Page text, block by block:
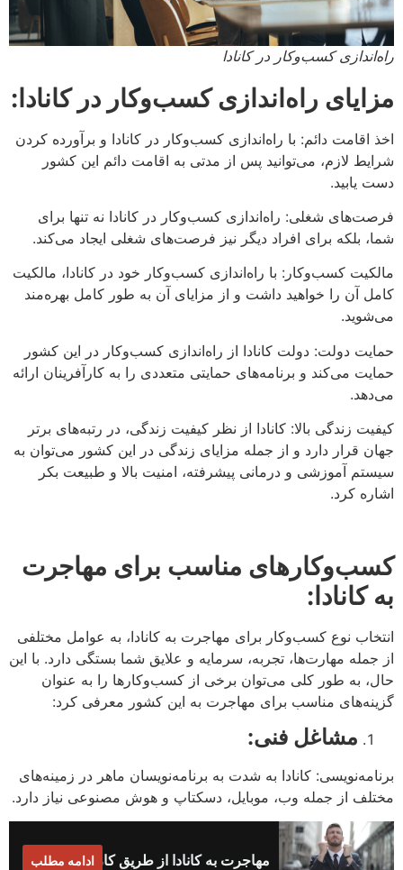
راه‌اندازی کسب‌وکار در کانادا
مزایای راه‌اندازی کسب‌وکار در کانادا:
اخذ اقامت دائم: با راه‌اندازی کسب‌وکار در کانادا و برآورده کردن
شرایط لازم، می‌توانید پس از مدتی به اقامت دائم این کشور
دست یابید.
فرصت‌های شغلی: راه‌اندازی کسب‌وکار در کانادا نه تنها برای
شما، بلکه برای افراد دیگر نیز فرصت‌های شغلی ایجاد می‌کند.
مالکیت کسب‌وکار: با راه‌اندازی کسب‌وکار خود در کانادا، مالکیت
کامل آن را خواهید داشت و از مزایای آن به طور کامل بهره‌مند
می‌شوید.
حمایت دولت: دولت کانادا از راه‌اندازی کسب‌وکار در این کشور
حمایت می‌کند و برنامه‌های حمایتی متعددی را به کارآفرینان ارائه
می‌دهد.
کیفیت زندگی بالا: کانادا از نظر کیفیت زندگی، در رتبه‌های برتر
جهان قرار دارد و از جمله مزایای زندگی در این کشور می‌توان به
سیستم آموزشی و درمانی پیشرفته، امنیت بالا و طبیعت بکر
اشاره کرد.
کسب‌وکارهای مناسب برای مهاجرت
به کانادا:
انتخاب نوع کسب‌وکار برای مهاجرت به کانادا، به عوامل مختلفی
از جمله مهارت‌ها، تجربه، سرمایه و علایق شما بستگی دارد. با این
حال، به طور کلی می‌توان برخی از کسب‌وکارها را به عنوان
گزینه‌های مناسب برای مهاجرت به این کشور معرفی کرد:
مشاغل فنی:
برنامه‌نویسی: کانادا به شدت به برنامه‌نویسان ماهر در زمینه‌های
مختلف از جمله وب، موبایل، دسکتاپ و هوش مصنوعی نیاز دارد.
مهاجرت به کانادا از طریق کار ادامه مطلب